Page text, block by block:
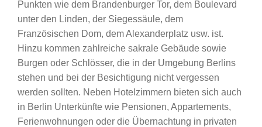
Punkten wie dem Brandenburger Tor, dem Boulevard
unter den Linden, der Siegessäule, dem
Französischen Dom, dem Alexanderplatz usw. ist.
Hinzu kommen zahlreiche sakrale Gebäude sowie
Burgen oder Schlösser, die in der Umgebung Berlins
stehen und bei der Besichtigung nicht vergessen
werden sollten. Neben Hotelzimmern bieten sich auch
in Berlin Unterkünfte wie Pensionen, Appartements,
Ferienwohnungen oder die Übernachtung in privaten